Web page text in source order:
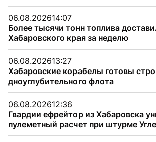
06.08.202614:07
Более тысячи тонн топлива
Хабаровского края за неделю
06.08.202613:27
Хабаровские корабелы готовы
дноуглубительного флота
06.08.202612:36
Гвардии ефрейтор из Хабаровска
пулеметный расчет при штурме